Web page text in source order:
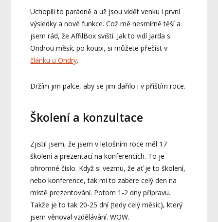
Uchopili to parádně a už jsou vidět venku i první
výsledky a nové funkce. Což mě nesmírně těší a
jsem rád, že AffilBox sviští. Jak to vidí Jarda s
Ondrou měsíc po koupi, si můžete přečíst v
článku u Ondry.
Držím jim palce, aby se jim dařilo i v příštím roce.
Školení a konzultace
Zjistil jsem, že jsem v letošním roce měl 17
školení a prezentací na konferencích. To je
ohromné číslo. Když si vezmu, že ať je to školení,
nebo konference, tak mi to zabere celý den na
místě prezentování. Potom 1-2 dny přípravu.
Takže je to tak 20-25 dní (tedy celý měsíc), který
jsem věnoval vzdělávání. WOW.